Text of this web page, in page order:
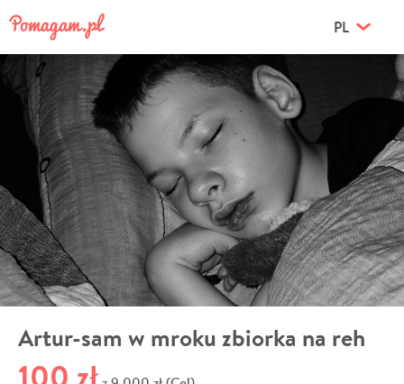
PL
Artur-sam w mroku zbiorka na reh